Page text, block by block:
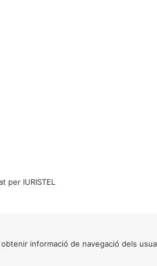
per IURISTEL
informació de navegació dels